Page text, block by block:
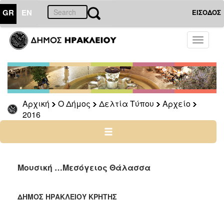
GR EN ΕΙΣΟΔΟΣ
Toggle
Αρχική Ο Δήμος Δελτία Τύπου
Αρχείο
2016
ΔΗΜΟΣ
Δελτία
Τύπου
Αρχείο
2026
2025
2022
2020
Μουσική …Μεσόγειος Θάλασσα
ΔΗΜΟΣ ΗΡΑΚΛΕΙΟΥ ΚΡΗΤΗΣ